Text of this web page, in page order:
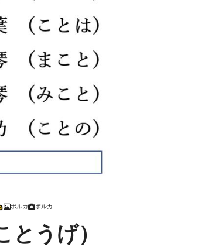
ポルカ ポルカ
とうげ）